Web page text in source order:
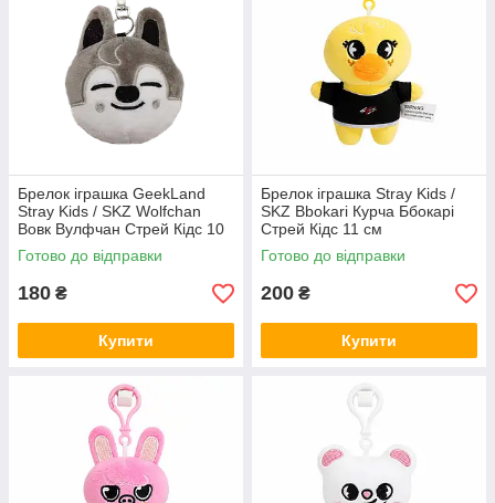
Брелок іграшка GeekLand
Stray Kids / SKZ Wolfchan
Вовк Вулфчан Стрей Кідс 10
см G SKZ04
Готово до відправки
180 ₴
Купити
Брелок іграшка Stray Kids /
SKZ Bbokari Курча Ббокарі
Стрей Кідс 11 см
Готово до відправки
200 ₴
Купити